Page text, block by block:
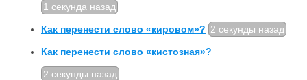
1 секунда назад
Как перенести слово «кировом»? 2 секунды назад
Как перенести слово «кистозная»?
2 секунды назад